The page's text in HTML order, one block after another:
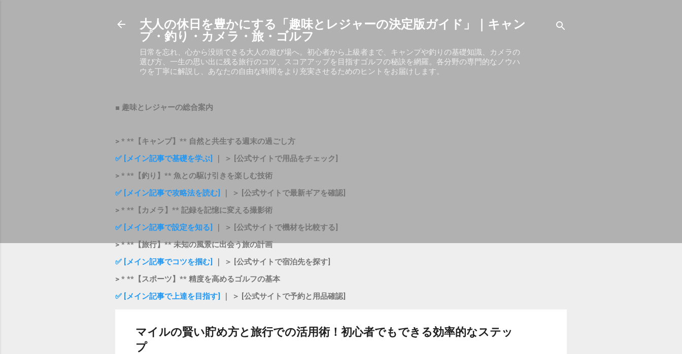
大人の休日を豊かにする「趣味とレジャーの決定版ガイド」｜キャン
プ・釣り・カメラ・旅・ゴルフ
日常を忘れ、心から没頭できる大人の遊び場へ。初心者から上級者まで、キャンプや釣りの基礎知識、カメラの
選び方、一生の思い出に残る旅行のコツ、スコアアップを目指すゴルフの秘訣を網羅。各分野の専門的なノウハ
ウを丁寧に解説し、あなたの自由な時間をより充実させるためのヒントをお届けします。
■ 趣味とレジャーの総合案内
> * **【キャンプ】** 自然と共生する週末の過ごし方
✅ [メイン記事で基礎を学ぶ]
｜ ＞ [公式サイトで用品をチェック]
> * **【釣り】** 魚との駆け引きを楽しむ技術
✅ [メイン記事で攻略法を読む]
｜ ＞ [公式サイトで最新ギアを確認]
> * **【カメラ】** 記録を記憶に変える撮影術
✅ [メイン記事で設定を知る]
｜ ＞ [公式サイトで機材を比較する]
> * **【旅行】** 未知の風景に出会う旅の計画
✅ [メイン記事でコツを掴む]
｜ ＞ [公式サイトで宿泊先を探す]
> * **【スポーツ】** 精度を高めるゴルフの基本
✅ [メイン記事で上達を目指す]
｜ ＞ [公式サイトで予約と用品確認]
マイルの賢い貯め方と旅行での活用術！初心者でもできる効率的なステッ
プ